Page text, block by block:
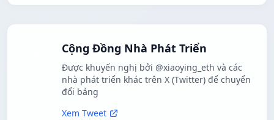
Cộng Đồng Nhà Phát Triển
Được khuyến nghị bởi @xiaoying_eth và các
nhà phát triển khác trên X (Twitter) để chuyển
đổi bảng
Xem Tweet